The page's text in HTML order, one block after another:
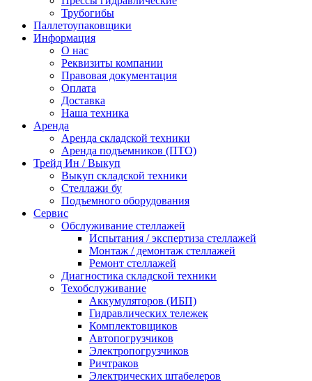
Трубогибы
Паллетоупаковщики
Информация
О нас
Реквизиты компании
Правовая документация
Оплата
Доставка
Наша техника
Аренда
Аренда складской техники
Аренда подъемников (ПТО)
Трейд Ин / Выкуп
Выкуп складской техники
Стеллажи бу
Подъемного оборудования
Сервис
Обслуживание стеллажей
Испытания / экспертиза стеллажей
Монтаж / демонтаж стеллажей
Ремонт стеллажей
Диагностика складской техники
Техобслуживание
Аккумуляторов (ИБП)
Гидравлических тележек
Комплектовщиков
Автопогрузчиков
Электропогрузчиков
Ричтраков
Электрических штабелеров